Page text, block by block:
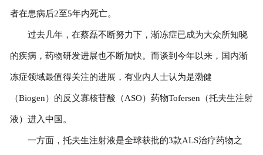
者在患病后2至5年内死亡。
过去几年，在蔡磊不断努力下，渐冻症已成为大众所知晓
的疾病，药物研发进展也不断加快。而谈到今年以来，国内渐
冻症领域最值得关注的进展，有业内人士认为是渤健
（Biogen）的反义寡核苷酸（ASO）药物Tofersen（托夫生注射
液）进入中国。
一方面，托夫生注射液是全球获批的3款ALS治疗药物之